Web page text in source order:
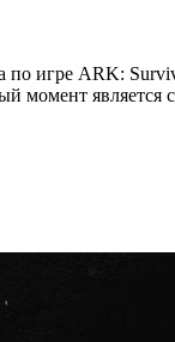
по игре ARK:
момент